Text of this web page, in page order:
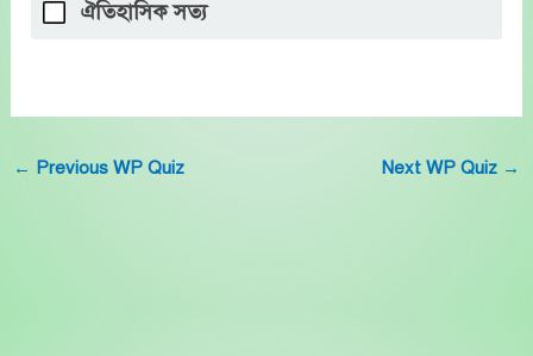
ঐতিহাসিক সত্য
← Previous WP Quiz Next WP Quiz →